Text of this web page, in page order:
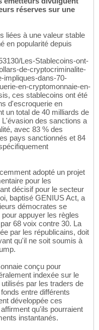
réserves sur une
liées à une valeur stable
en popularité depuis
Les-Stablecoins-ont-
de-cryptocriminalite-
impliques-dans-70-
en-cryptomonnaie-en-
ces stablecoins ont été
d'escroquerie en
un total de 40 milliards de
des sanctions a
avec 83 % des
pays sanctionnés et 84
adopté un projet
pour les
décisif pour le secteur
baptisé GENIUS Act, a
démocrates se
appuyer les règles
68 voix contre 30. La
par les républicains, doit
qu'il ne soit soumis à
conçu pour
indexée sur le
par les traders de
entre différents
développée ces
qu'ils pourraient
instantanés.